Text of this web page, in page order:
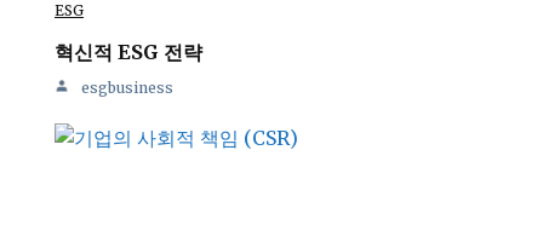
ESG
혁신적 ESG 전략
esgbusiness